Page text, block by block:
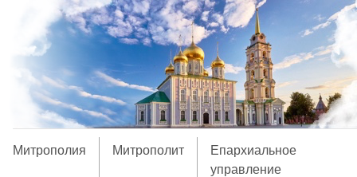
Митрополия Митрополит
Епархиальное
управление